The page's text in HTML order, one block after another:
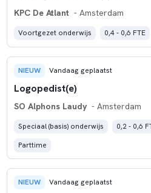
KPC De Atlant - Amsterdam
Voortgezet onderwijs 0,4 - 0,6 FTE
NIEUW Vandaag geplaatst
Logopedist(e)
SO Alphons Laudy - Amsterdam
Speciaal (basis) onderwijs 0,2 - 0,6
Parttime
NIEUW Vandaag geplaatst